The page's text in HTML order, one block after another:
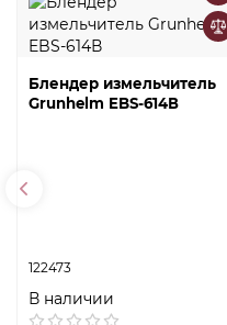
Блендер измельчитель
Grunhelm EBS-614В
122473
В наличии